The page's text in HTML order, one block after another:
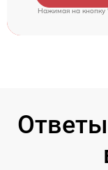
Нажимая на кнопку